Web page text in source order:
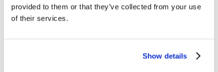
provided to them or that they’ve collected from your use
of their services.
Show details